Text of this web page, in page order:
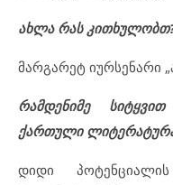
ახლა რას
მარგარეტ იურსენარი
რამდენიმე
ქართული
დიდი